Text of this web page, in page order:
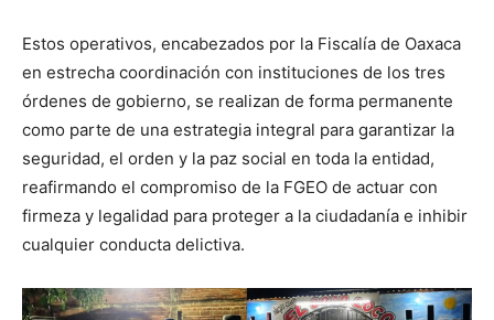
Estos operativos, encabezados por la Fiscalía de Oaxaca
en estrecha coordinación con instituciones de los tres
órdenes de gobierno, se realizan de forma permanente
como parte de una estrategia integral para garantizar la
seguridad, el orden y la paz social en toda la entidad,
reafirmando el compromiso de la FGEO de actuar con
firmeza y legalidad para proteger a la ciudadanía e inhibir
cualquier conducta delictiva.